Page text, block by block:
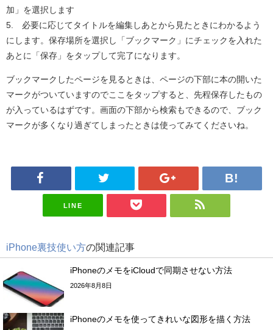
加」を選択します
5. 必要に応じてタイトルを編集しあとから見たときにわかるよう
にします。保存場所を選択し「ブックマーク」にチェックを入れた
あとに「保存」をタップして完了になります。
ブックマークしたページを見るときは、ページの下部に本の開いた
マークがついていますのでここをタップすると、先程保存したもの
が入っているはずです。画面の下部から検索もできるので、ブック
マークが多くなり過ぎてしまったときは使ってみてくださいね。
LINE
iPhone裏技使い方の関連記事
iPhoneのメモをiCloudで同期させない方法
2026年8月8日
iPhoneのメモを使ってきれいな図形を描く方法